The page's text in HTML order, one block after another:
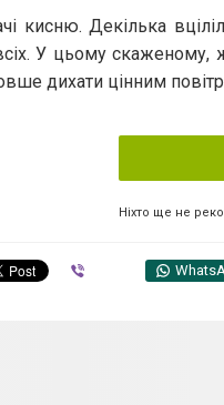
кисню. Декілька
У цьому скаженому,
дихати цінним
Ніхто ще не